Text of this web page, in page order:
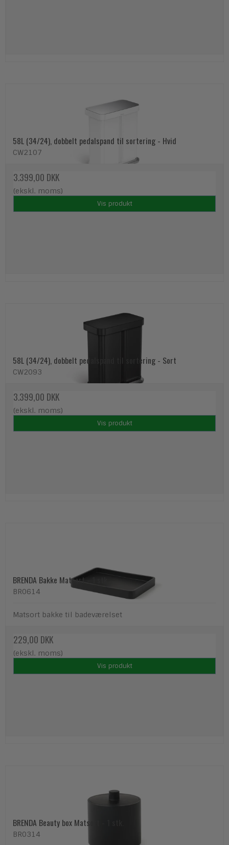
58L (34/24), dobbelt pedalspand til sortering - Hvid
CW2107
3.399,00 DKK
(ekskl. moms)
Vis produkt
58L (34/24), dobbelt pedalspand til sortering - Sort
CW2093
3.399,00 DKK
(ekskl. moms)
Vis produkt
BRENDA Bakke Matsort - 1 stk.
BR0614
Matsort bakke til badeværelset
229,00 DKK
(ekskl. moms)
Vis produkt
BRENDA Beauty box Matsort - 1 stk.
BR0314